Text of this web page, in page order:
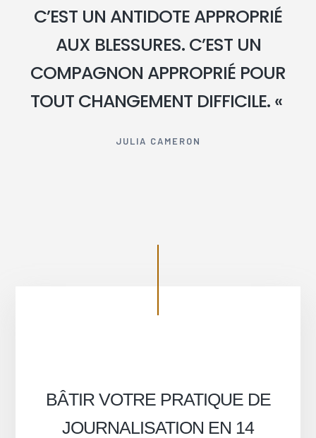
C’EST UN ANTIDOTE APPROPRIÉ
AUX BLESSURES. C’EST UN
COMPAGNON APPROPRIÉ POUR
TOUT CHANGEMENT DIFFICILE. «
JULIA CAMERON
BÂTIR VOTRE PRATIQUE DE
JOURNALISATION EN 14